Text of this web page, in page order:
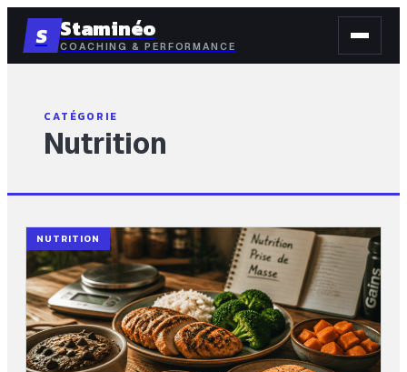
S Staminéo
COACHING & PERFORMANCE
CATÉGORIE
Nutrition
NUTRITION